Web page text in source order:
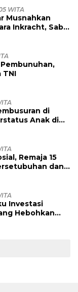
WITA
Musnahkan
Inkracht, Sabu
TNI
di
Anak di
Remaja 15
dan
Investasi
Hebohkan